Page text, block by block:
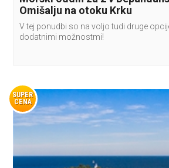
Omišalju na otoku Krku
V tej ponudbi so na voljo tudi druge
dodatnimi možnostmi!
SUPER
CENA